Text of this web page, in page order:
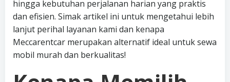
hingga kebutuhan perjalanan harian yang praktis
dan efisien. Simak artikel ini untuk mengetahui lebih
lanjut perihal layanan kami dan kenapa
Meccarentcar merupakan alternatif ideal untuk sewa
mobil murah dan berkualitas!